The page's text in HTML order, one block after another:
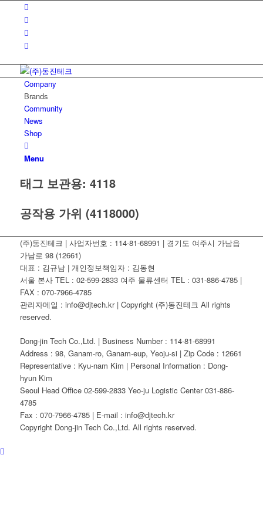
Company
Brands
Community
News
Shop
Menu
태그 보관용: 4118
공작용 가위 (4118000)
(주)동진테크 | 사업자번호 : 114-81-68991 | 경기도 여주시 가남읍
가남로 98 (12661)
대표 : 김규남 | 개인정보책임자 : 김동현
서울 본사 TEL : 02-599-2833 여주 물류센터 TEL : 031-886-4785 |
FAX : 070-7966-4785
관리자메일 : info@djtech.kr | Copyright (주)동진테크 All rights
reserved.
Dong-jin Tech Co.,Ltd. | Business Number : 114-81-68991
Address : 98, Ganam-ro, Ganam-eup, Yeoju-si | Zip Code : 12661
Representative : Kyu-nam Kim | Personal Information : Dong-
hyun Kim
Seoul Head Office 02-599-2833 Yeo-ju Logistic Center 031-886-
4785
Fax : 070-7966-4785 | E-mail : info@djtech.kr
Copyright Dong-jin Tech Co.,Ltd. All rights reserved.